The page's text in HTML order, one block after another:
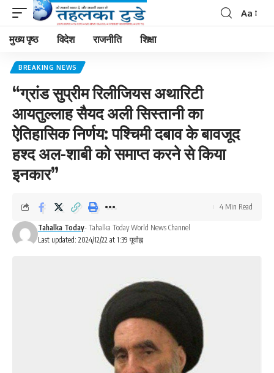
Aa
मुख्य पृष्ठ विदेश राजनीति शिक्षा
BREAKING NEWS
“ग्रांड सुप्रीम रिलीजियस अथारिटी
आयतुल्लाह सैयद अली सिस्तानी का
ऐतिहासिक निर्णय: पश्चिमी दबाव के बावजूद
हश्द अल-शाबी को समाप्त करने से किया
इनकार”
Last updated: 2024/12/22 at 1:39 पूर्वाह्न
Tahalka Today- Tahalka Today World News Channel
4 Min Read